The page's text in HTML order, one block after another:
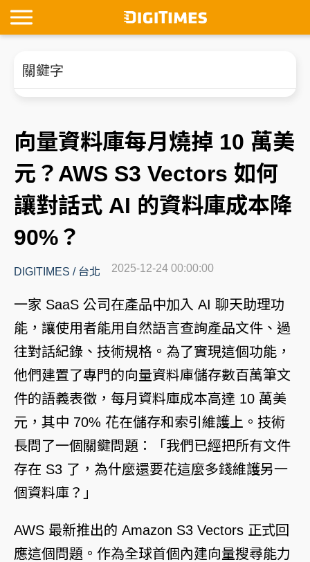
向量資料庫每月燒掉 10 萬美
元？AWS S3 Vectors 如何
讓對話式 AI 的資料庫成本降
90%？
DIGITIMES / 台北 2025-12-24 00:00:00
一家 SaaS 公司在產品中加入 AI 聊天助理功
能，讓使用者能用自然語言查詢產品文件、過
往對話紀錄、技術規格。為了實現這個功能，
他們建置了專門的向量資料庫儲存數百萬筆文
件的語義表徵，每月資料庫成本高達 10 萬美
元，其中 70% 花在儲存和索引維護上。技術
長問了一個關鍵問題：「我們已經把所有文件
存在 S3 了，為什麼還要花這麼多錢維護另一
個資料庫？」
AWS 最新推出的 Amazon S3 Vectors 正式回
應這個問題。作為全球首個內建向量搜尋能力
關鍵字